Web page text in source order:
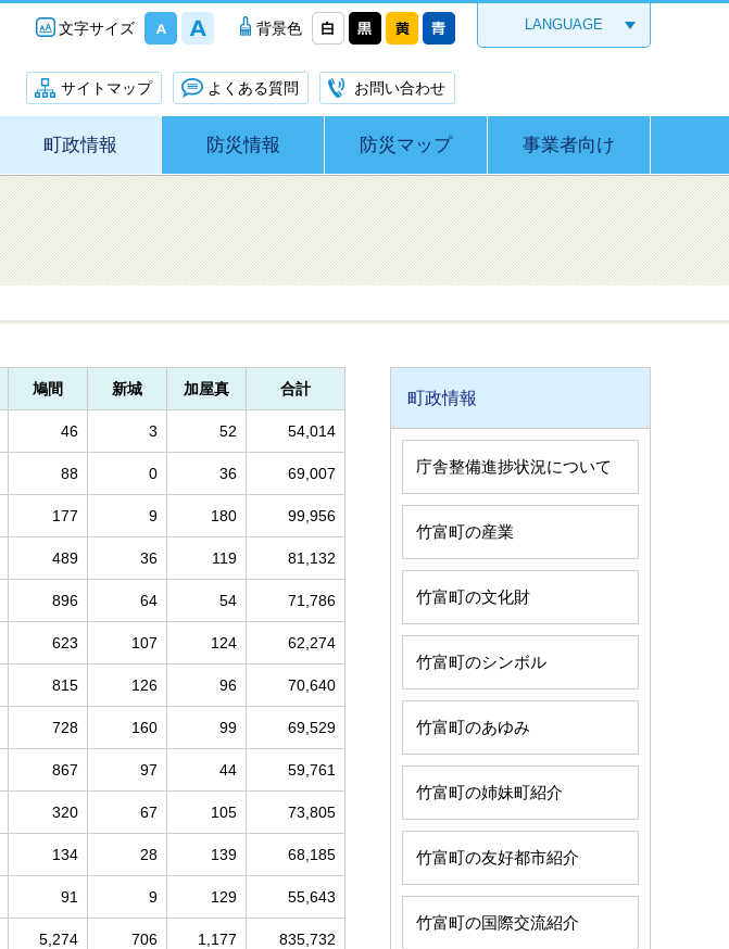
文字サイズ 背景色 LANGUAGE
サイトマップ よくある質問 お問い合わせ
町政情報 防災情報 防災マップ 事業者向け
鳩間 新城 加屋真 合計
46 3 52 54,014
88 0 36 69,007
177 9 180 99,956
489 36 119 81,132
896 64 54 71,786
623 107 124 62,274
815 126 96 70,640
728 160 99 69,529
867 97 44 59,761
320 67 105 73,805
134 28 139 68,185
91 9 129 55,643
5,274 706 1,177 835,732
町政情報
庁舎整備進捗状況について
竹富町の産業
竹富町の文化財
竹富町のシンボル
竹富町のあゆみ
竹富町の姉妹町紹介
竹富町の友好都市紹介
竹富町の国際交流紹介